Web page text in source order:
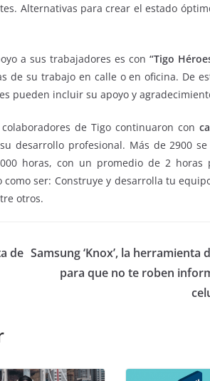
Alternativas para crear el estado
a sus trabajadores es con “Tigo
de su trabajo en calle o en oficina. De
pueden incluir su apoyo y
de Tigo continuaron con
desarrollo profesional. Más de 2900 se
horas, con un promedio de 2 horas
ser: Construye y desarrolla tu
otros.
de Samsung ‘Knox’, la herramienta
para que no te roben